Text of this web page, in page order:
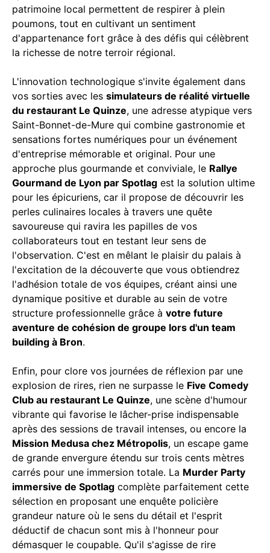
patrimoine local permettent de respirer à plein
poumons, tout en cultivant un sentiment
d'appartenance fort grâce à des défis qui célèbrent
la richesse de notre terroir régional.
L'innovation technologique s'invite également dans
vos sorties avec les simulateurs de réalité virtuelle
du restaurant Le Quinze, une adresse atypique vers
Saint-Bonnet-de-Mure qui combine gastronomie et
sensations fortes numériques pour un événement
d'entreprise mémorable et original. Pour une
approche plus gourmande et conviviale, le Rallye
Gourmand de Lyon par Spotlag est la solution ultime
pour les épicuriens, car il propose de découvrir les
perles culinaires locales à travers une quête
savoureuse qui ravira les papilles de vos
collaborateurs tout en testant leur sens de
l'observation. C'est en mêlant le plaisir du palais à
l'excitation de la découverte que vous obtiendrez
l'adhésion totale de vos équipes, créant ainsi une
dynamique positive et durable au sein de votre
structure professionnelle grâce à votre future
aventure de cohésion de groupe lors d'un team
building à Bron.
Enfin, pour clore vos journées de réflexion par une
explosion de rires, rien ne surpasse le Five Comedy
Club au restaurant Le Quinze, une scène d'humour
vibrante qui favorise le lâcher-prise indispensable
après des sessions de travail intenses, ou encore la
Mission Medusa chez Métropolis, un escape game
de grande envergure étendu sur trois cents mètres
carrés pour une immersion totale. La Murder Party
immersive de Spotlag complète parfaitement cette
sélection en proposant une enquête policière
grandeur nature où le sens du détail et l'esprit
déductif de chacun sont mis à l'honneur pour
démasquer le coupable. Qu'il s'agisse de rire